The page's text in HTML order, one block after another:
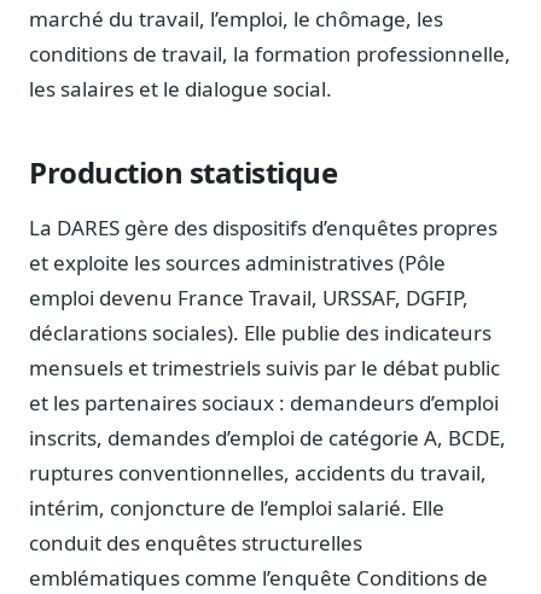
Affaires réglementaires
JO, décrets, conseil des ministres, AAI
Fédérations & plaidoyer
ONG, syndicats, ordres, associations
Préparez vos interventions et amendements
Journalistes
Veille en temps réel, embeds pour vos contenus
Chercheurs
Données exhaustives pour vos travaux académiques
Suivi par secteur
Cas d'usage concrets
Six cas pour gagner du temps
Conseil (Advisory)
Consultants seniors, plateforme Legiwatch incluse
marché du travail, l’emploi, le chômage, les
conditions de travail, la formation professionnelle,
les salaires et le dialogue social.
Production statistique
La DARES gère des dispositifs d’enquêtes propres
et exploite les sources administratives (Pôle
emploi devenu France Travail, URSSAF, DGFIP,
déclarations sociales). Elle publie des indicateurs
mensuels et trimestriels suivis par le débat public
et les partenaires sociaux : demandeurs d’emploi
inscrits, demandes d’emploi de catégorie A, BCDE,
ruptures conventionnelles, accidents du travail,
intérim, conjoncture de l’emploi salarié. Elle
conduit des enquêtes structurelles
emblématiques comme l’enquête Conditions de